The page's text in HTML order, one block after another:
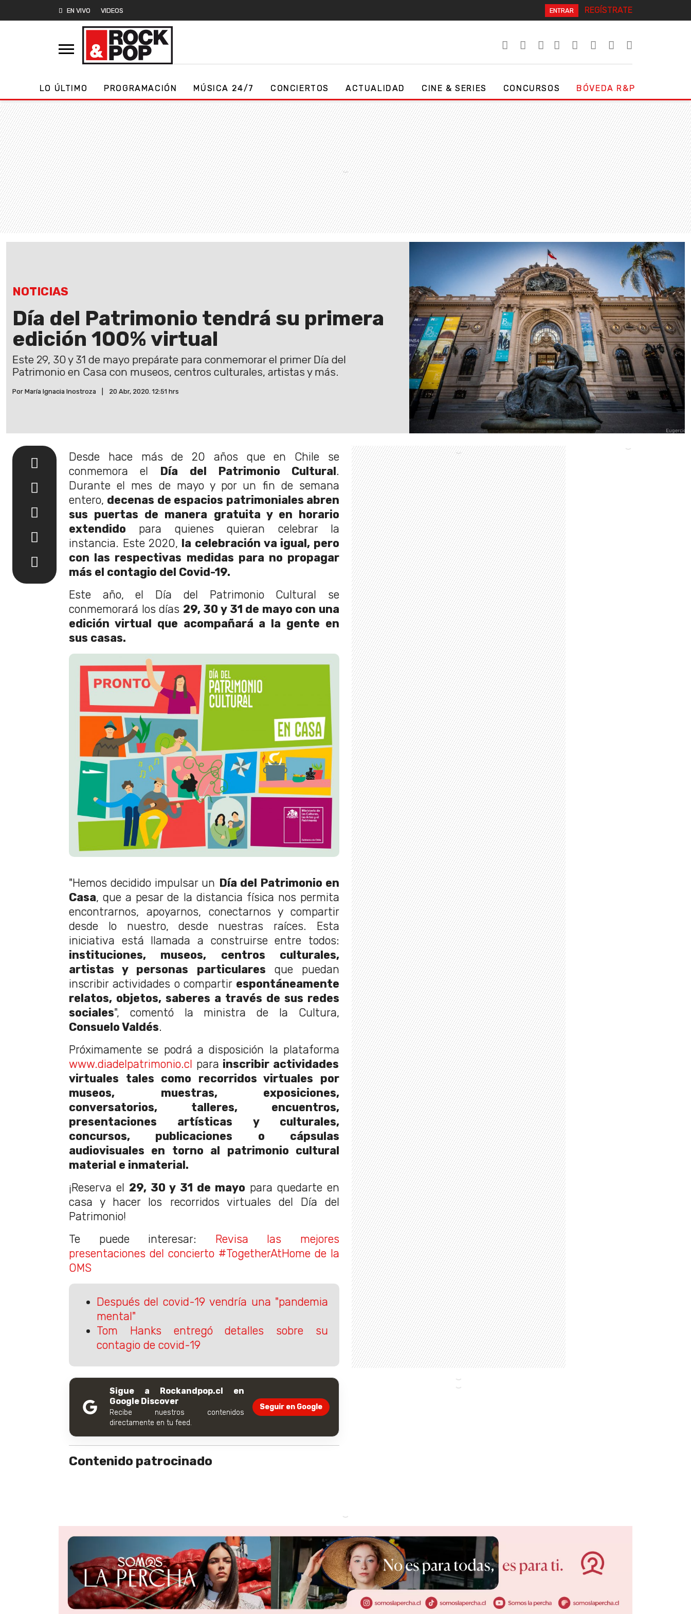
EN VIVO VIDEOS ENTRAR REGÍSTRATE
LO ÚLTIMO PROGRAMACIÓN MÚSICA 24/7 CONCIERTOS ACTUALIDAD CINE & SERIES CONCURSOS BÓVEDA R&P
NOTICIAS
Día del Patrimonio tendrá su primera
edición 100% virtual
Este 29, 30 y 31 de mayo prepárate para conmemorar el primer Día del
Patrimonio en Casa con museos, centros culturales, artistas y más.
Por María Ignacia Inostroza 20 Abr, 2020. 12:51 hrs
Desde hace más de 20 años que en Chile se
conmemora el
Día del Patrimonio Cultural .
Durante el mes de mayo y por un fin de semana
entero, decenas de espacios patrimoniales abren
sus puertas de manera gratuita y en horario
extendido para quienes quieran celebrar la
instancia. Este 2020, la celebración va igual, pero
con las respectivas medidas para no propagar
más el contagio del Covid-19.
Este año, el Día del Patrimonio Cultural se
conmemorará los días 29, 30 y 31 de mayo con una
edición virtual que acompañará a la gente en
sus casas.
"Hemos decidido impulsar un Día del Patrimonio en
Casa, que a pesar de la distancia física nos permita
encontrarnos, apoyarnos, conectarnos y compartir
desde lo nuestro, desde nuestras raíces. Esta
iniciativa está llamada a construirse entre todos:
instituciones, museos, centros culturales,
artistas y personas particulares que puedan
inscribir actividades o compartir espontáneamente
relatos, objetos, saberes a través de sus redes
sociales", comentó la ministra de la Cultura,
Consuelo Valdés.
Próximamente se podrá a disposición la plataforma
www.diadelpatrimonio.cl para inscribir actividades
virtuales tales como recorridos virtuales por
museos, muestras, exposiciones,
conversatorios, talleres, encuentros,
presentaciones artísticas y culturales,
concursos, publicaciones o cápsulas
audiovisuales en torno al patrimonio cultural
material e inmaterial.
¡Reserva el 29, 30 y 31 de mayo para quedarte en
casa y hacer los recorridos virtuales del Día del
Patrimonio!
Te puede interesar:
Revisa las mejores
presentaciones del concierto #TogetherAtHome de la
OMS
Después del covid-19 vendría una "pandemia
mental"
Tom Hanks entregó detalles sobre su
contagio de covid-19
Sigue a Rockandpop.cl en
Google Discover
Recibe nuestros contenidos
directamente en tu feed.
Seguir en Google
Contenido patrocinado